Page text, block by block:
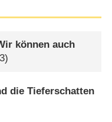
können auch
die Tieferschatten